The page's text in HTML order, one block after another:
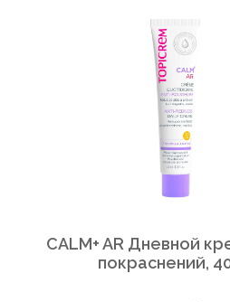
CALM+ AR Дневной
покраснений,